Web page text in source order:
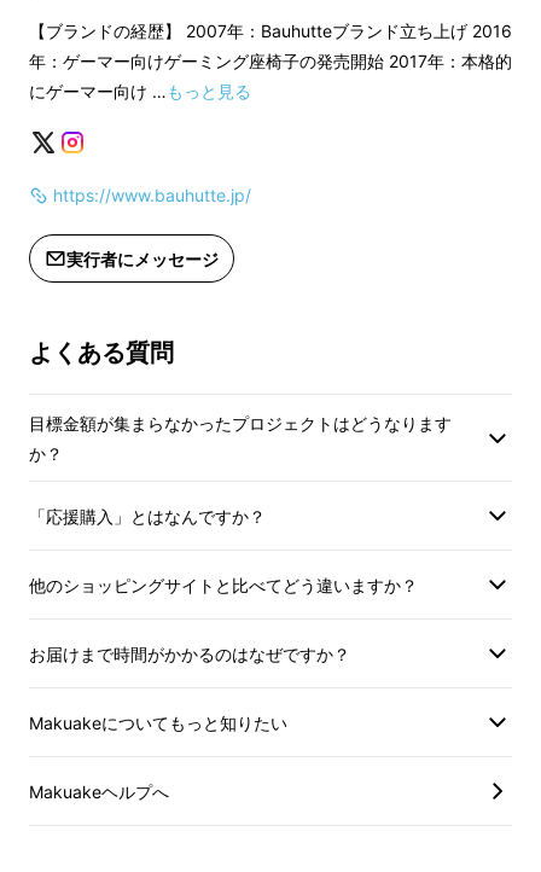
ます。
生産は、世界に誇る日本の自動車産業の聖地・
当。
確かな技術力を備えた職人による丁寧な手作業
術を組み合わせ、「国産だからこそ」のプレミ
【ブランドの経歴】 2007年：Bauhutteブランド立ち上げ 2016
年：ゲーマー向けゲーミング座椅子の発売開始 2017年：本格的
にゲーマー向け …もっと見る
https://www.bauhutte.jp/
実行者にメッセージ
よくある質問
目標金額が集まらなかったプロジェクトはどうなります
か？
「応援購入」とはなんですか？
他のショッピングサイトと比べてどう違いますか？
お届けまで時間がかかるのはなぜですか？
Makuakeについてもっと知りたい
Makuakeヘルプへ